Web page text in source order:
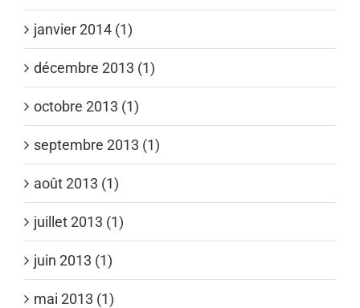
janvier 2014 (1)
décembre 2013 (1)
octobre 2013 (1)
septembre 2013 (1)
août 2013 (1)
juillet 2013 (1)
juin 2013 (1)
mai 2013 (1)